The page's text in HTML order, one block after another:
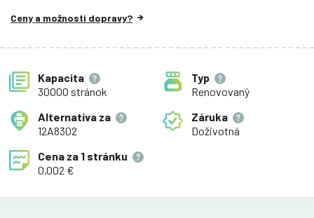
Ceny a možnosti dopravy?
Kapacita
30000 stránok
Typ
Renovovaný
Alternatíva za
12A8302
Záruka
Doživotná
Cena za 1 stránku
0,002 €